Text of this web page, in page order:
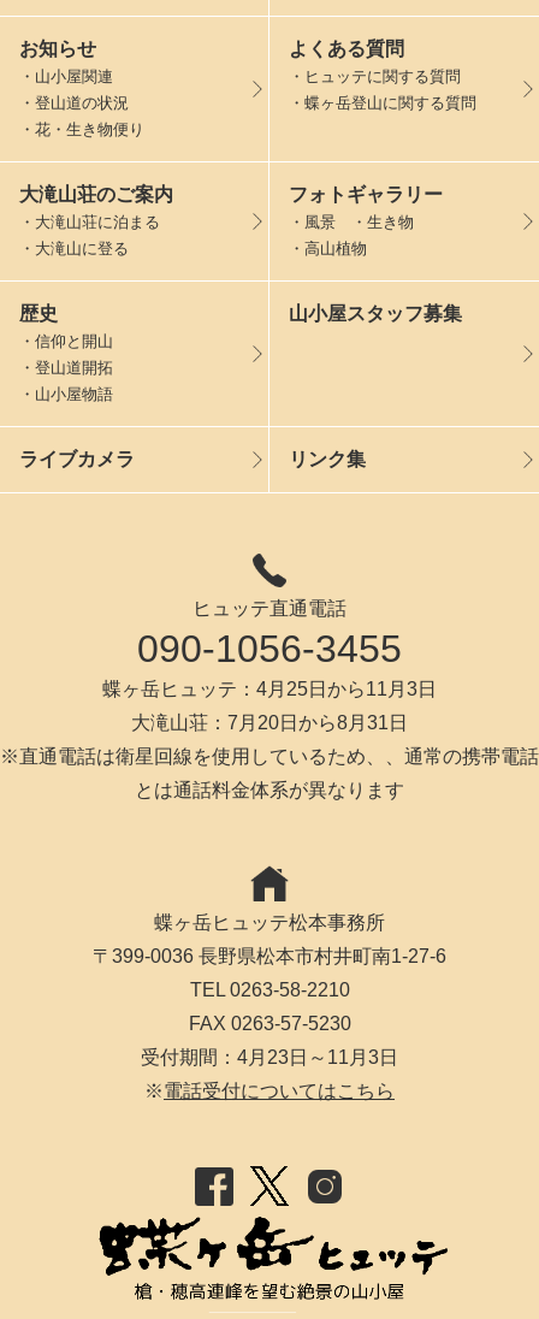
お知らせ
・山小屋関連
・登山道の状況
・花・生き物便り
よくある質問
・ヒュッテに関する質問
・蝶ヶ岳登山に関する質問
大滝山荘のご案内
・大滝山荘に泊まる
・大滝山に登る
フォトギャラリー
・風景 ・生き物
・高山植物
歴史
・信仰と開山
・登山道開拓
・山小屋物語
山小屋スタッフ募集
ライブカメラ リンク集
ヒュッテ直通電話
090-1056-3455
蝶ヶ岳ヒュッテ：4月25日から11月3日
大滝山荘：7月20日から8月31日
※直通電話は衛星回線を使用しているため、、通常の携帯電話
とは通話料金体系が異なります
蝶ヶ岳ヒュッテ松本事務所
〒399-0036 長野県松本市村井町南1-27-6
TEL 0263-58-2210
FAX 0263-57-5230
受付期間：4月23日～11月3日
※電話受付についてはこちら